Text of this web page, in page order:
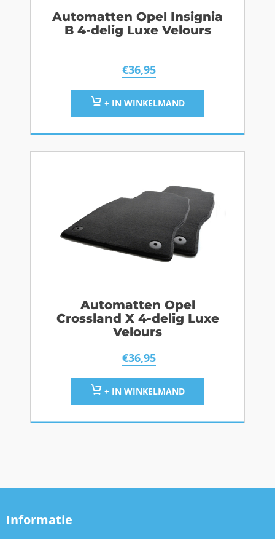
Automatten Opel Insignia
B 4-delig Luxe Velours
€36,95
+ IN WINKELMAND
Automatten Opel
Crossland X 4-delig Luxe
Velours
€36,95
+ IN WINKELMAND
Informatie